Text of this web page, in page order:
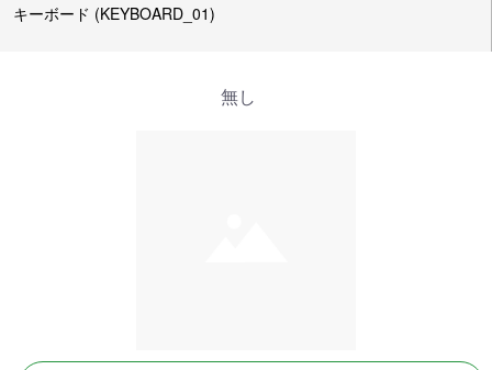
キーボード (KEYBOARD_01)
無し